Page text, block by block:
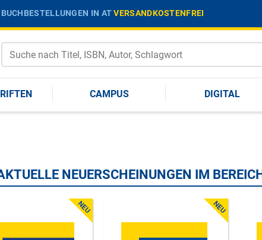
BUCHBESTELLUNGEN IN ATVERSANDKOSTENFREI
CAMPUS DIGITAL
NEUERSCHEINUNGEN IM